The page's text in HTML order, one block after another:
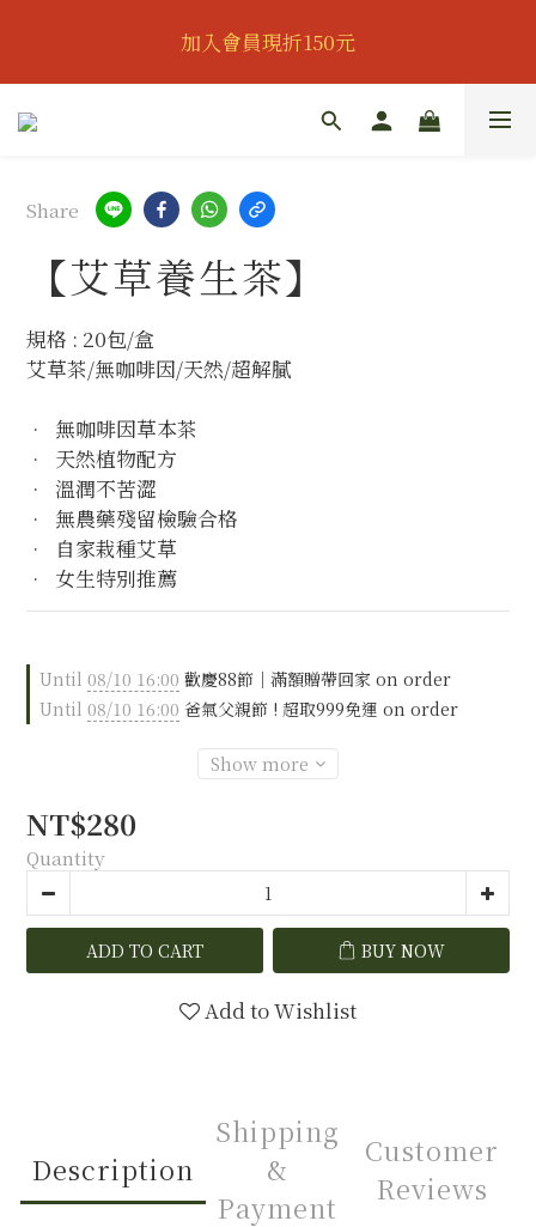
👔歡慶父親節｜全館95折｜滿888即可獲得滿額贈｜會
員可再享專屬折扣👔
加入會員現折150元
👔歡慶父親節｜全館95折｜滿888即可獲得滿額贈｜會
員可再享專屬折扣👔
Share
【艾草養生茶】
規格 : 20包/盒
艾草茶/無咖啡因/天然/超解膩
•  無咖啡因草本茶
•  天然植物配方
•  溫潤不苦澀
•  無農藥殘留檢驗合格
•  自家栽種艾草
•  女生特別推薦
Until 08/10 16:00 歡慶88節｜滿額贈帶回家 on order
Until 08/10 16:00 爸氣父親節 ! 超取999免運 on order
Show more
NT$280
Quantity
ADD TO CART BUY NOW
Add to Wishlist
Description
Shipping
&
Payment
Customer
Reviews